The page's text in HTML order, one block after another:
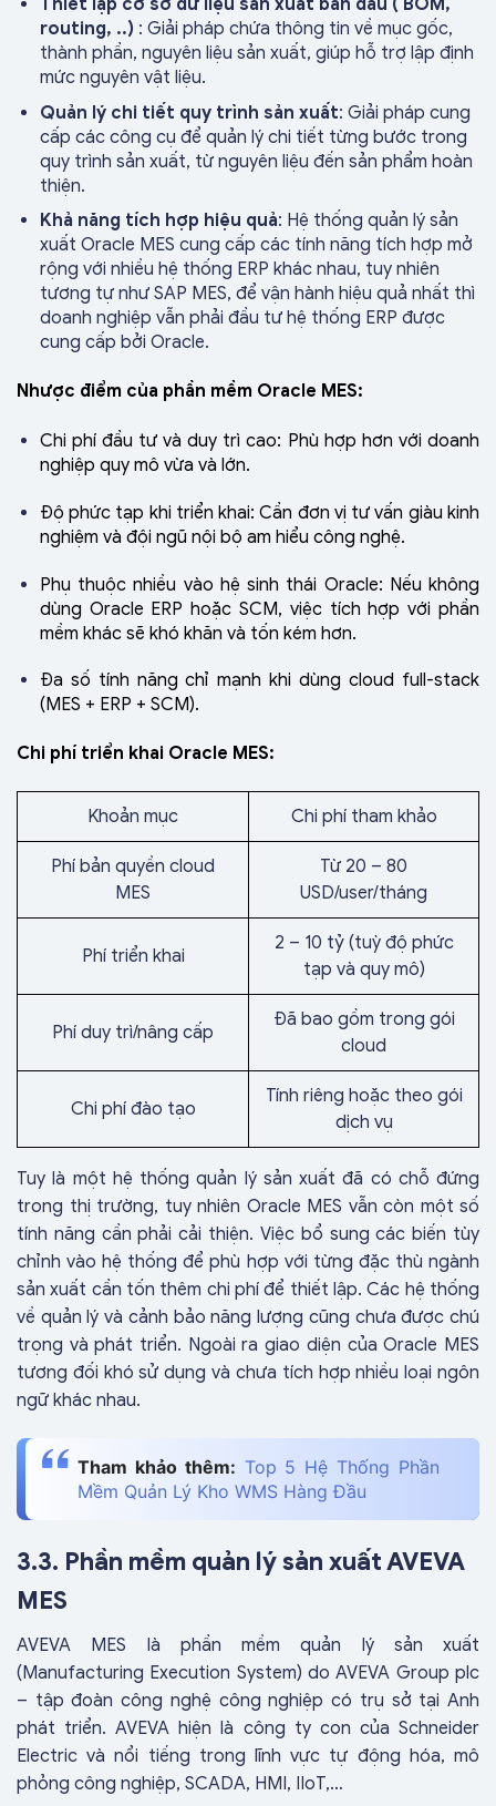
Thiết lập cơ sỡ dữ liệu sản xuất ban đầu ( BOM,
routing, ..) : Giải pháp chứa thông tin về mục gốc,
thành phần, nguyên liệu sản xuất, giúp hỗ trợ lập định
mức nguyên vật liệu.
Quản lý chi tiết quy trình sản xuất: Giải pháp cung
cấp các công cụ để quản lý chi tiết từng bước trong
quy trình sản xuất, từ nguyên liệu đến sản phẩm hoàn
thiện.
Khả năng tích hợp hiệu quả: Hệ thống quản lý sản
xuất Oracle MES cung cấp các tính năng tích hợp mở
rộng với nhiều hệ thống ERP khác nhau, tuy nhiên
tương tự như SAP MES, để vận hành hiệu quả nhất thì
doanh nghiệp vẫn phải đầu tư hệ thống ERP được
cung cấp bởi Oracle.
Nhược điểm của phần mềm Oracle MES:
Chi phí đầu tư và duy trì cao: Phù hợp hơn với doanh
nghiệp quy mô vừa và lớn.
Độ phức tạp khi triển khai: Cần đơn vị tư vấn giàu kinh
nghiệm và đội ngũ nội bộ am hiểu công nghệ.
Phụ thuộc nhiều vào hệ sinh thái Oracle: Nếu không
dùng Oracle ERP hoặc SCM, việc tích hợp với phần
mềm khác sẽ khó khăn và tốn kém hơn.
Đa số tính năng chỉ mạnh khi dùng cloud full-stack
(MES + ERP + SCM).
Chi phí triển khai Oracle MES:
Khoản mục Chi phí tham khảo
Phí bản quyền cloud
MES
Từ 20 – 80
USD/user/tháng
Phí triển khai
2 – 10 tỷ (tuỳ độ phức
tạp và quy mô)
Phí duy trì/nâng cấp
Đã bao gồm trong gói
cloud
Chi phí đào tạo
Tính riêng hoặc theo gói
dịch vụ
Tuy là một hệ thống quản lý sản xuất đã có chỗ đứng
trong thị trường, tuy nhiên Oracle MES vẫn còn một số
tính năng cần phải cải thiện. Việc bổ sung các biến tùy
chỉnh vào hệ thống để phù hợp với từng đặc thù ngành
sản xuất cần tốn thêm chi phí để thiết lập. Các hệ thống
về quản lý và cảnh bảo năng lượng cũng chưa được chú
trọng và phát triển. Ngoài ra giao diện của Oracle MES
tương đối khó sử dụng và chưa tích hợp nhiều loại ngôn
ngữ khác nhau.
Tham khảo thêm: Top 5 Hệ Thống Phần
Mềm Quản Lý Kho WMS Hàng Đầu
3.3. Phần mềm quản lý sản xuất AVEVA
MES
AVEVA MES là phần mềm quản lý sản xuất
(Manufacturing Execution System) do AVEVA Group plc
– tập đoàn công nghệ công nghiệp có trụ sở tại Anh
phát triển. AVEVA hiện là công ty con của Schneider
Electric và nổi tiếng trong lĩnh vực tự động hóa, mô
phỏng công nghiệp, SCADA, HMI, IIoT,…